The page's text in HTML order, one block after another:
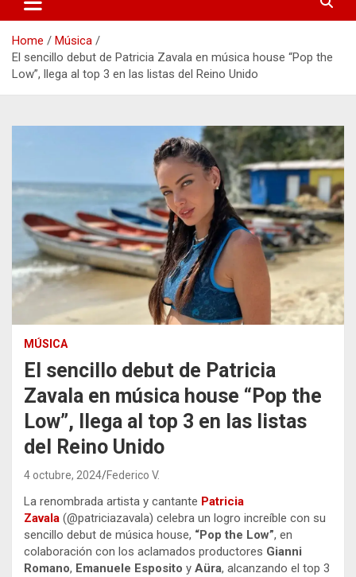
Home
Música
El sencillo debut de Patricia Zavala en música house “Pop the
Low”, llega al top 3 en las listas del Reino Unido
MÚSICA
El sencillo debut de Patricia
Zavala en música house “Pop the
Low”, llega al top 3 en las listas
del Reino Unido
4 octubre, 2024 Federico V.
La renombrada artista y cantante Patricia
Zavala (@patriciazavala) celebra un logro increíble con su
sencillo debut de música house, “Pop the Low”, en
colaboración con los aclamados productores Gianni
Romano, Emanuele Esposito y Aüra, alcanzando el top 3